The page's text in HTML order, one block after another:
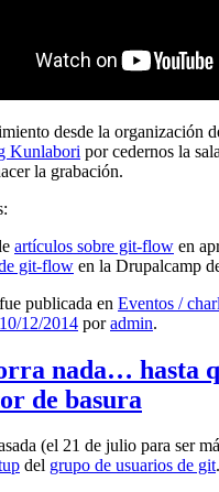
desde la organización
Kunlabori por cedernos la
la grabación.
artículos sobre git-flow en
git-flow en la Drupalcamp
publicada en Eventos /
10/12/2014 poradmin.
nada… hasta
de basura
(el 21 de julio para ser
del grupo de usuarios de git.